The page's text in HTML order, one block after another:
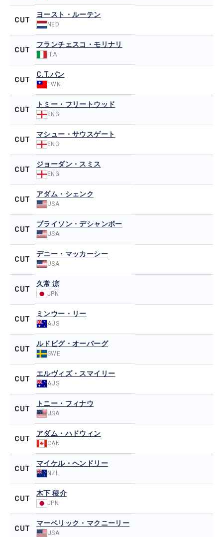
CUT
ヨースト・ルーテン
NED
CUT
フランチェスコ・モリナリ
ITA
CUT
C.T.パン
TWN
CUT
トミー・フリートウッド
ENG
CUT
マシュー・サウスゲート
ENG
CUT
ジョーダン・スミス
ENG
CUT
アダム・シェンク
USA
CUT
ブライソン・デシャンボー
USA
CUT
デニー・マッカーシー
USA
CUT
久常 涼
JPN
CUT
ミンウー・リー
AUS
CUT
ルドビグ・オーバーグ
SWE
CUT
エルヴィズ・スマイリー
AUS
CUT
トニー・フィナウ
USA
CUT
アダム・ハドウィン
CAN
CUT
マイケル・ヘンドリー
NZL
CUT
木下 稜介
JPN
CUT
マーベリック・マクニーリー
USA